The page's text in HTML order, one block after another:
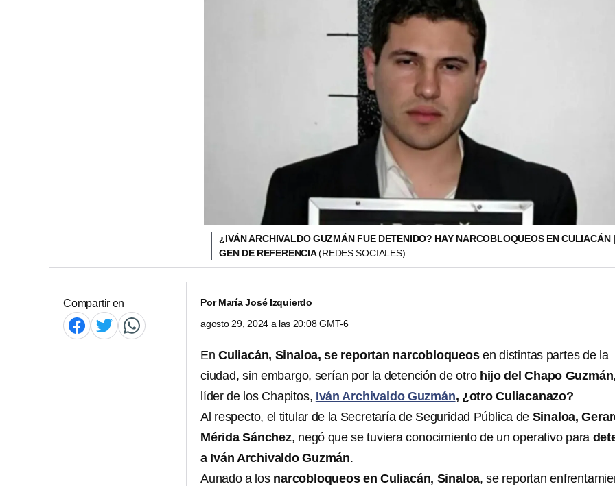
¿IVÁN ARCHIVALDO GUZMÁN FUE DETENIDO? HAY NARCOBLOQUEOS EN CULIACÁN
GEN DE REFERENCIA(REDES SOCIALES)
Compartir en PorMaría José Izquierdo
agosto 29, 2024 a las 20:08 GMT-6
En Culiacán, Sinaloa, se reportan narcobloqueosen distintas partes de la
ciudad, sin embargo, serían por la detención de otro hijo del Chapo Guzmán
líder de los Chapitos, Iván Archivaldo Guzmán, ¿otro Culiacanazo?
Al respecto, el titular de la Secretaría de Seguridad Pública de Sinaloa,
Mérida Sánchez, negó que se tuviera conocimiento de un operativo para
a Iván Archivaldo Guzmán.
Aunado a los narcobloqueos en Culiacán, Sinaloa, se reportan